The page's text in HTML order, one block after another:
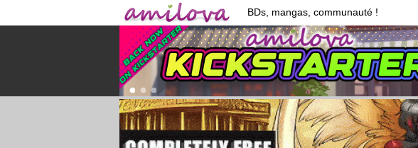
BDs, mangas, communauté !